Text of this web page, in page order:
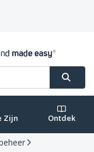
Zijn Ontdek